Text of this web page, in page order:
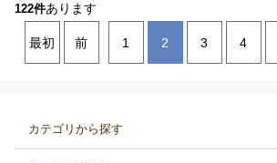
122件あります
最初 前 1 2 3 4
カテゴリから探す